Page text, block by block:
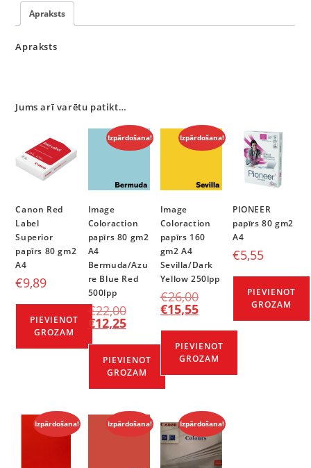
Apraksts
Apraksts
Jums arī varētu patikt…
Canon Red
Label
Superior
papīrs 80 gm2
A4
€9,89
PIEVIENOT
GROZAM
Izpārdošana!
Image
Coloraction
papīrs 80 gm2
A4
Bermuda/Azu
re Blue Red
500lpp
€22,00
€12,25
PIEVIENOT
GROZAM
Izpārdošana!
Image
Coloraction
papīrs 160
gm2 A4
Sevilla/Dark
Yellow 250lpp
€26,00
€15,55
PIEVIENOT
GROZAM
PIONEER
papīrs 80 gm2
A4
€5,55
PIEVIENOT
GROZAM
Izpārdošana! Izpārdošana! Izpārdošana!